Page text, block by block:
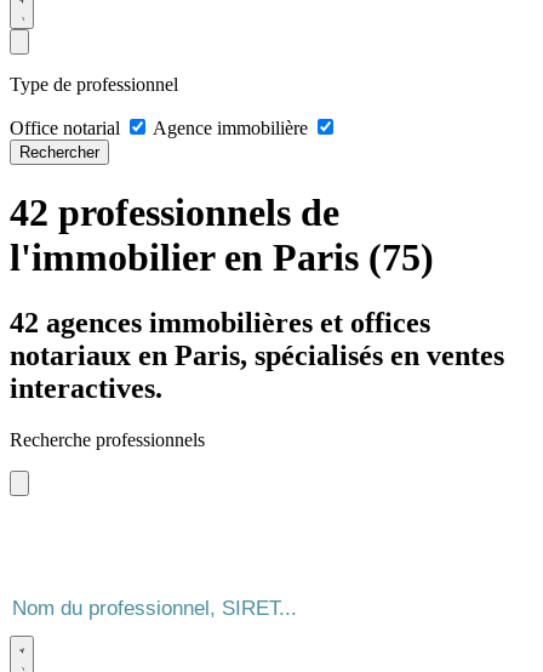
Type de professionnel
Office notarial Agence immobilière
Rechercher
42 professionnels de
l'immobilier en Paris (75)
42 agences immobilières et offices
notariaux en Paris, spécialisés en ventes
interactives.
Recherche professionnels